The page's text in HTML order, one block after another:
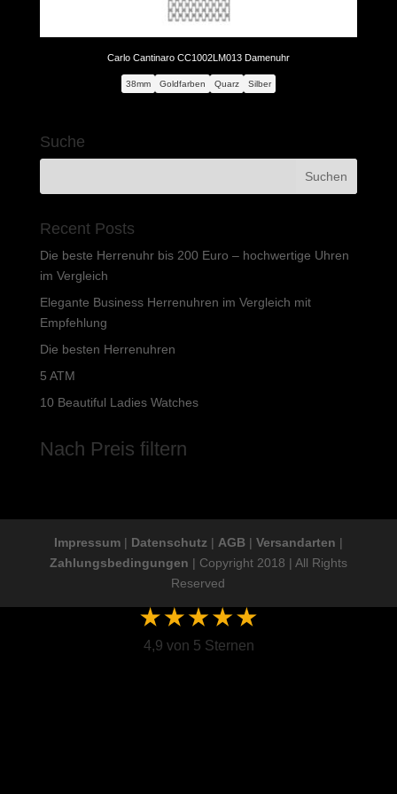
Carlo Cantinaro CC1002LM013 Damenuhr
38mm Goldfarben Quarz Silber
Suche
Recent Posts
Die beste Herrenuhr bis 200 Euro – hochwertige Uhren
im Vergleich
Elegante Business Herrenuhren im Vergleich mit
Empfehlung
Die besten Herrenuhren
5 ATM
10 Beautiful Ladies Watches
Nach Preis filtern
Impressum| Datenschutz | AGB| Versandarten |
Zahlungsbedingungen | Copyright 2018 | All Rights
Reserved
4,9 von 5 Sternen